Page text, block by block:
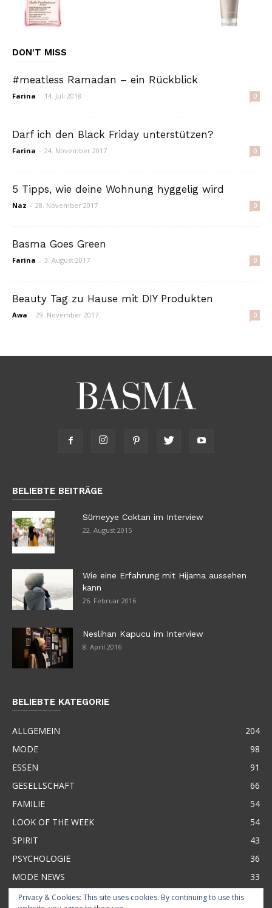
DON'T MISS
#meatless Ramadan – ein Rückblick
Farina - 14. Juli 2018 0
Darf ich den Black Friday unterstützen?
Farina - 24. November 2017 0
5 Tipps, wie deine Wohnung hyggelig wird
Naz - 28. November 2017 0
Basma Goes Green
Farina - 3. August 2017 0
Beauty Tag zu Hause mit DIY Produkten
Awa - 29. November 2017 0
BELIEBTE BEITRÄGE
Sümeyye Coktan im Interview
22. August 2015
Wie eine Erfahrung mit Hijama aussehen
kann
26. Februar 2016
Neslihan Kapucu im Interview
8. April 2016
BELIEBTE KATEGORIE
ALLGEMEIN
204
MODE
98
ESSEN
91
GESELLSCHAFT
66
FAMILIE
54
LOOK OF THE WEEK
54
SPIRIT
43
PSYCHOLOGIE
36
MODE NEWS
33
Privacy & Cookies: This site uses cookies. By continuing to use this